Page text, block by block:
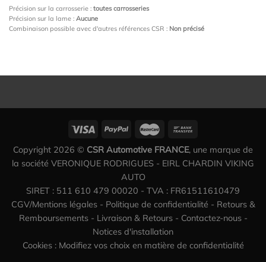
Précision sur la carrosserie : toutes carrosseries
Précision sur la lame : Aucune
Combinaison possible avec d'autres références CSR : Non précisé
Copyright 2026 © CSR Automotive FRANCE, une marque de
la société VERONIQUE RODRIGUES - EIRL CHARDIN VIKING
AUTO
SIRET : 511 610 479 00020 - TVA : FR61511610479
CGV/Mentions légales- Politique de confidentialité - Retours &
Remboursements- Livraison & Retours- Contactez-nous-
Notices d'installation
Cookies : Modifiez vos choix en matière de confidentialité